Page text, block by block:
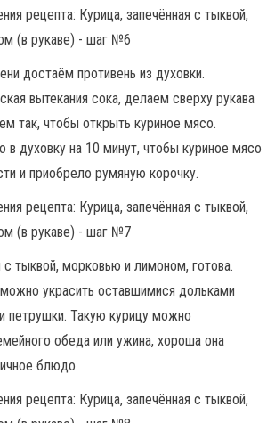
достаём противень из духовки.
вытекания сока, делаем сверху рукава
так, чтобы открыть куриное мясо.
духовку на 10 минут, чтобы куриное мясо
и приобрело румяную корочку.
с тыквой, морковью и лимоном, готова.
украсить оставшимися дольками
петрушки. Такую курицу можно
обеда или ужина, хороша она
блюдо.